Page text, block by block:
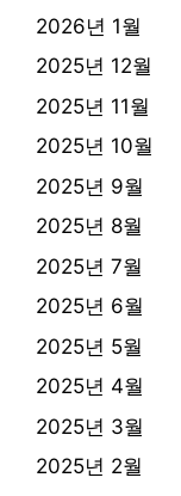
2026년 1월
2025년 12월
2025년 11월
2025년 10월
2025년 9월
2025년 8월
2025년 7월
2025년 6월
2025년 5월
2025년 4월
2025년 3월
2025년 2월